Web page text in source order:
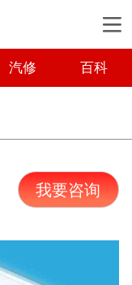
汽修 百科
我要咨询